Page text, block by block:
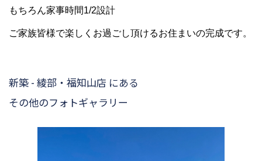
もちろん家事時間1/2設計
ご家族皆様で楽しくお過ごし頂けるお住まいの完成です。
新築 - 綾部・福知山店 にある
その他のフォトギャラリー